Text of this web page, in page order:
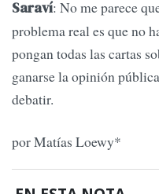
Saraví: No me parece
problema real es que no
pongan todas las cartas
ganarse la opinión
debatir.
por Matías Loewy*